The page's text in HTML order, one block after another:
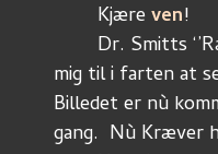
	Kjære
ven!
Dr. Smitts
mig til i farten at
Billedet er nù
gang.  Nù Kræver